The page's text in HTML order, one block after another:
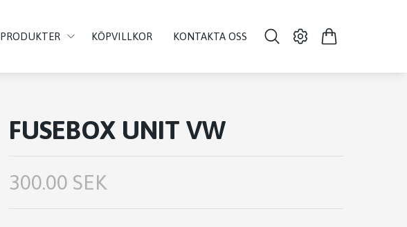
PRODUKTER KÖPVILLKOR KONTAKTA OSS
FUSEBOX UNIT VW
300.00 SEK